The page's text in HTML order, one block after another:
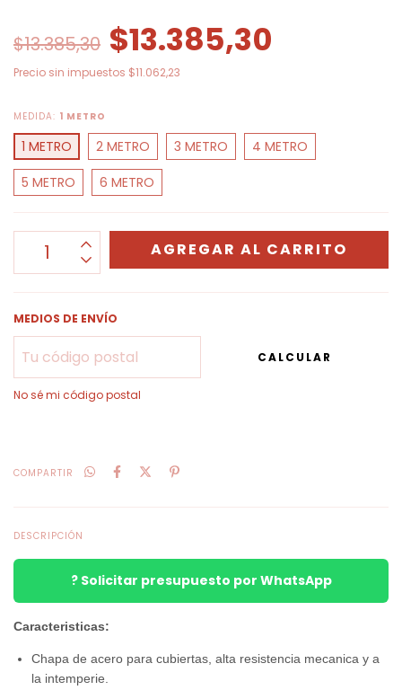
$13.385,30 $13.385,30
Precio sin impuestos $11.062,23
MEDIDA: 1 METRO
1 METRO 2 METRO 3 METRO
4 METRO
5 METRO
6 METRO
MEDIOS DE ENVÍO
CALCULAR
No sé mi código postal
COMPARTIR
DESCRIPCIÓN
? Solicitar presupuesto por WhatsApp
Caracteristicas:
Chapa de acero para cubiertas, alta resistencia mecanica y a
la intemperie.